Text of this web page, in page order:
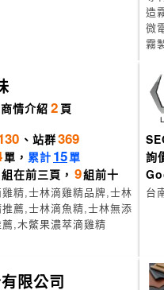
造
微
霧
商情介紹 2 頁
、站群369
單， 累計 15單
組在前三頁， 9組前十
精,士林滴雞精品牌,士林
薦,士林滴魚精,士林無添
,木鱉果濃萃滴雞精
詢
台
限公司